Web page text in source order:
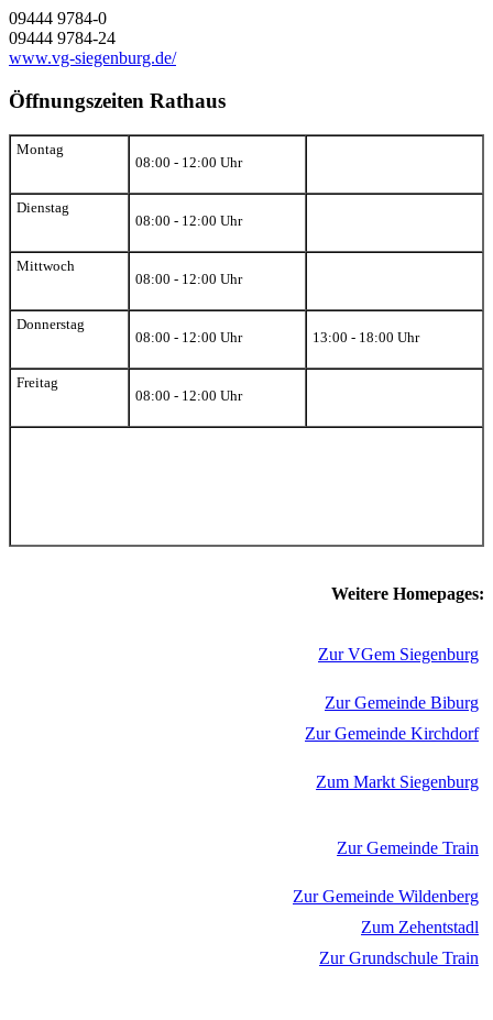
09444 9784-0
09444 9784-24
www.vg-siegenburg.de/
Öffnungszeiten Rathaus
Montag
08:00 - 12:00 Uhr
Dienstag
08:00 - 12:00 Uhr
Mittwoch
08:00 - 12:00 Uhr
Donnerstag
08:00 - 12:00 Uhr
13:00 - 18:00 Uhr
Freitag
08:00 - 12:00 Uhr
Weitere Homepages:
Zur VGem Siegenburg
Zur Gemeinde Biburg
Zur Gemeinde Kirchdorf
Zum Markt Siegenburg
Zur Gemeinde Train
Zur Gemeinde Wildenberg
Zum Zehentstadl
Zur Grundschule Train